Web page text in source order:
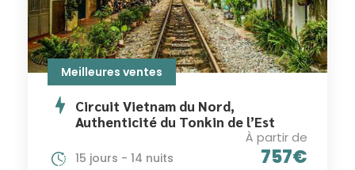
Meilleures ventes
Circuit Vietnam du Nord,
Authenticité du Tonkin de l’Est
À partir de
757€
15 jours - 14 nuits